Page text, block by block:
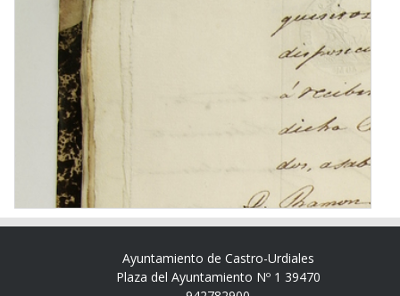
Ayuntamiento de Castro-Urdiales
Plaza del Ayuntamiento Nº 1 39470